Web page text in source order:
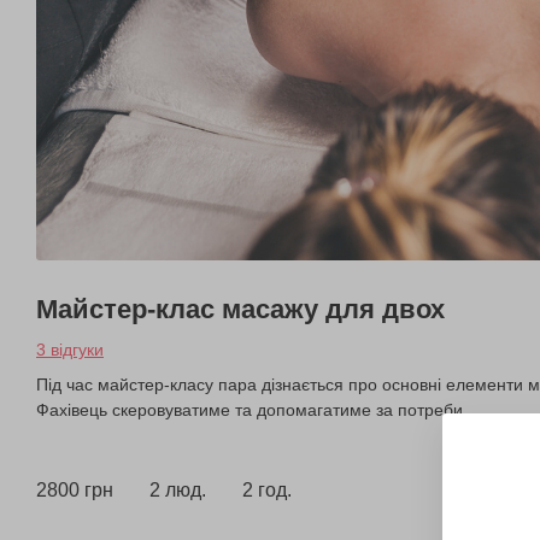
Майстер-клас масажу для двох
3 відгуки
Під час майстер-класу пара дізнається про основні
Фахівець скеровуватиме та допомагатиме за потреби.
2800 грн 2 люд. 2 год.